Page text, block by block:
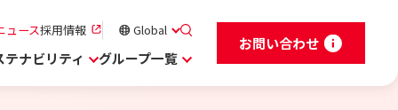
ュース採用情報 Global
テナビリティ グループ一覧
お問い合わせ